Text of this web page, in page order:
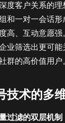
度客户关系的理
和一对一会话
高、互动意愿强
业筛选出更可能
群的高价值用户
技术的多
过滤的双层机制